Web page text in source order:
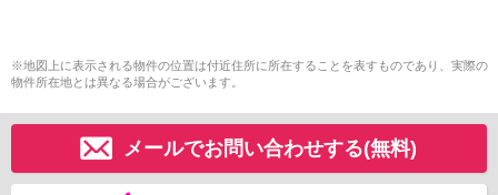
※地図上に表示される物件の位置は付近住所に所在することを表すものであり、実際の
物件所在地とは異なる場合がございます。
メールでお問い合わせする(無料)